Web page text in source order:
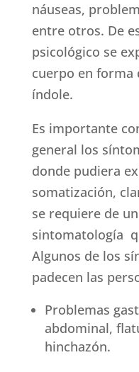
náuseas,
entre otros. De
psicológico se
cuerpo en forma
índole.
Es importante
general los
donde pudiera
somatización,
se requiere de
sintomatología
Algunos de los
padecen las
Problemas
abdominal,
hinchazón.